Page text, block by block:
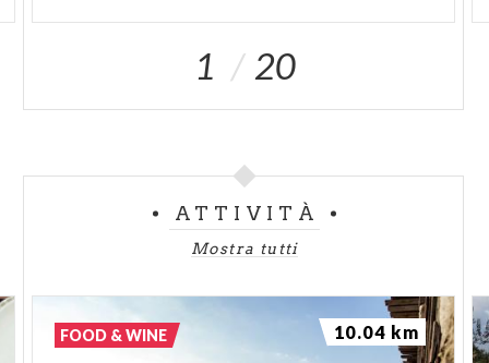
1 20
ATTIVITÀ
Mostra tutti
FOOD & WINE 10.04 km